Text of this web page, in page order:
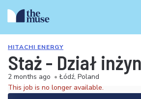
HITACHI ENERGY
Staż - Dział
2 months ago • Łódź, Poland
This job is no longer available.